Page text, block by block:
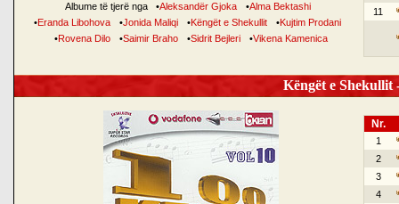
Albume të tjerë nga •Aleksandër Gjoka •Alma Bektashi
•Eranda Libohova •Jonida Maliqi •Këngët e Shekullit •Kujtim Prodani
•Rovena Dilo •Saimir Braho •Sidrit Bejleri •Vikena Kamenica
11
Këngët e
Nr.
1
2
3
4